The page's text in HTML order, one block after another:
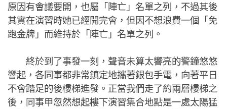
原因有會議要開，也屬「陣亡」名單之列，不過其後
其實在演習時她已經開完會，但因不想浪費一個「免
跑金牌」而維持於「陣亡」名單之列。
終於到了事發一刻，聲音未算太響亮的警鐘悠悠
響起，各同事都非常鎮定地攜著銀包手電，向著平日
不會踏足的後樓梯進發。正當我們走了約兩層樓梯之
後，同事甲忽然想起樓下演習集合地點是一處太陽猛